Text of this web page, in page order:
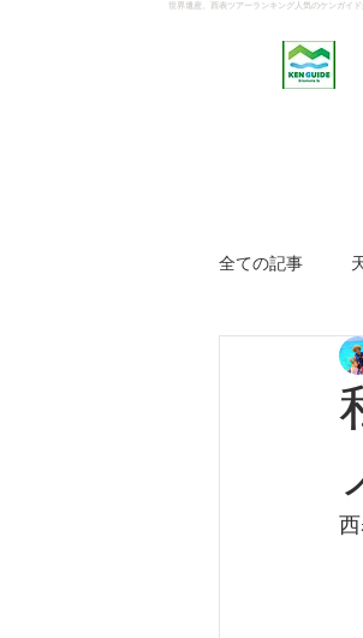
世界遺産、西表ツアーランキング人気のケンガイ
全ての記事
ジャングル